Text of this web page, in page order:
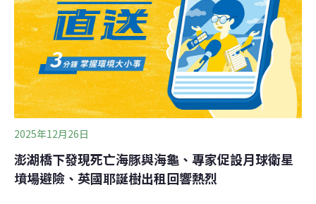
數位序列資料（digital sequence information，DSI），現
今科學家在線上資料庫就能取得關鍵資訊，且存取權幾乎
沒有限制。去（2024）年聯合國《生物多樣性公約》締約
方大會（CBD COP 16）在哥倫比亞城市卡利舉辦。會中
通過決議，成立「卡利基金」，並要求大型
2025年12月26日
澎湖橋下發現死亡海豚與海龜、專家促設月球衛星
墳場避險、英國耶誕樹出租回響熱烈